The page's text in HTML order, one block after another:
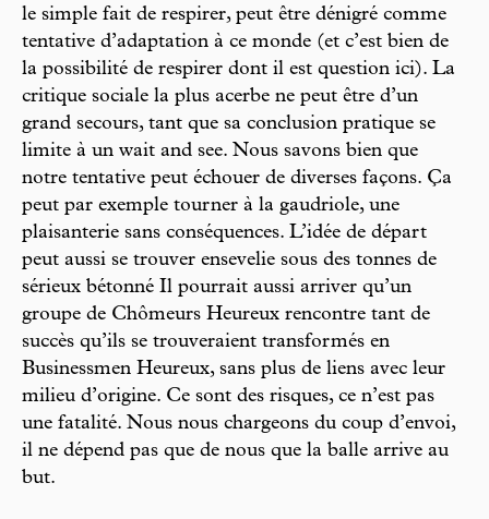
le simple fait de respirer, peut être dénigré comme
tentative d’adaptation à ce monde (et c’est bien de
la possibilité de respirer dont il est question ici). La
critique sociale la plus acerbe ne peut être d’un
grand secours, tant que sa conclusion pratique se
limite à un wait and see. Nous savons bien que
notre tentative peut échouer de diverses façons. Ça
peut par exemple tourner à la gaudriole, une
plaisanterie sans conséquences. L’idée de départ
peut aussi se trouver ensevelie sous des tonnes de
sérieux bétonné Il pourrait aussi arriver qu’un
groupe de Chômeurs Heureux rencontre tant de
succès qu’ils se trouveraient transformés en
Businessmen Heureux, sans plus de liens avec leur
milieu d’origine. Ce sont des risques, ce n’est pas
une fatalité. Nous nous chargeons du coup d’envoi,
il ne dépend pas que de nous que la balle arrive au
but.